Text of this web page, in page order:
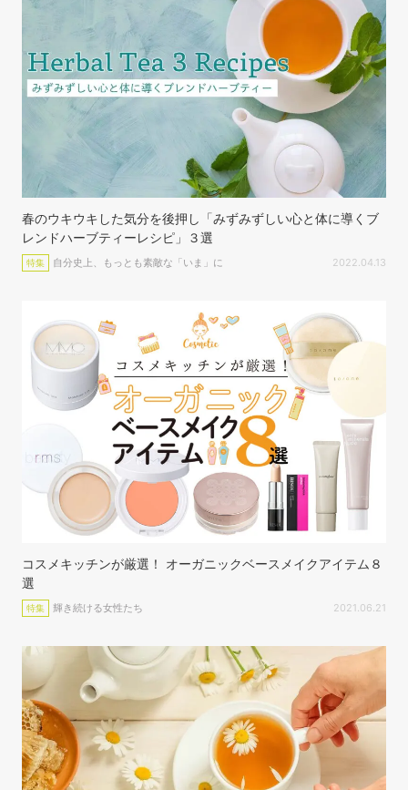
春のウキウキした気分を後押し「みずみずしい心と体に導くブ
レンドハーブティーレシピ」３選
特集 自分史上、もっとも素敵な「いま」に 2022.04.13
コスメキッチンが厳選！ オーガニックベースメイクアイテム８
選
特集 輝き続ける女性たち 2021.06.21